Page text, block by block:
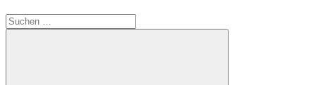
Suchen
nach: